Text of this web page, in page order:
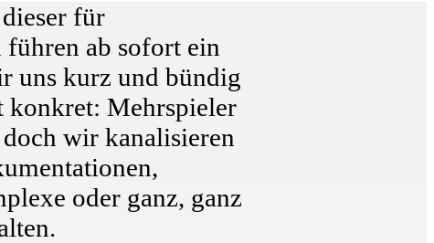
für
ab sofort ein
uns kurz und bündig
konkret: Mehrspieler
wir kanalisieren
oder ganz, ganz